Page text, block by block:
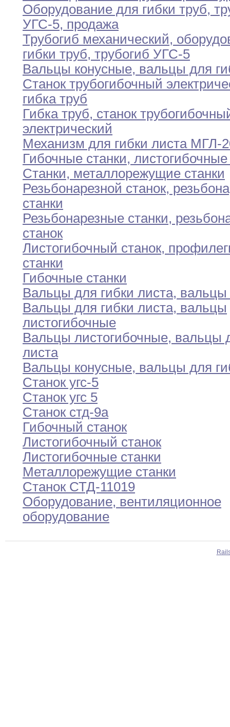
Оборудование для гибки труб,
УГС-5, продажа
Трубогиб механический,
гибки труб, трубогиб УГС-5
Вальцы конусные, вальцы для
Станок трубогибочный
гибка труб
Гибка труб, станок
электрический
Механизм для гибки листа МГЛ-
Гибочные станки, листогибочные
Станки, металлорежущие станки
Резьбонарезной станок,
станки
Резьбонарезные станки,
станок
Листогибочный станок,
станки
Гибочные станки
Вальцы для гибки листа, вальцы
Вальцы для гибки листа, вальцы
листогибочные
Вальцы листогибочные, вальцы
листа
Вальцы конусные, вальцы для
Станок угс-5
Станок угс 5
Станок стд-9а
Гибочный станок
Листогибочный станок
Листогибочные станки
Металлорежущие станки
Станок СТД-11019
Оборудование, вентиляционное
оборудование